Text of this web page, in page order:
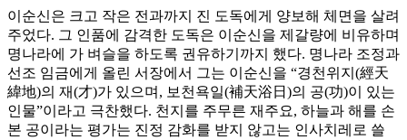
이순신은 크고 작은 전과까지 진 도독에게 양보해 체면을 살려
주었다. 그 인품에 감격한 도독은 이순신을 제갈량에 비유하며
명나라에 가 벼슬을 하도록 권유하기까지 했다. 명나라 조정과
선조 임금에게 올린 서장에서 그는 이순신을 “경천위지(經天
緯地)의 재(才)가 있으며, 보천욕일(補天浴日)의 공(功)이 있는
인물”이라고 극찬했다. 천지를 주무른 재주요, 하늘과 해를 손
본 공이라는 평가는 진정 감화를 받지 않고는 인사치레로 쓸